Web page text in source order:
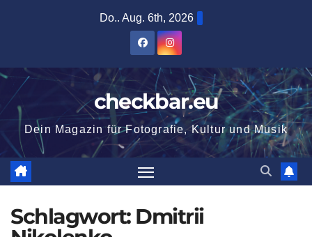
Do.. Aug. 6th, 2026
checkbar.eu
Dein Magazin für Fotografie, Kultur und Musik
Schlagwort: Dmitrii